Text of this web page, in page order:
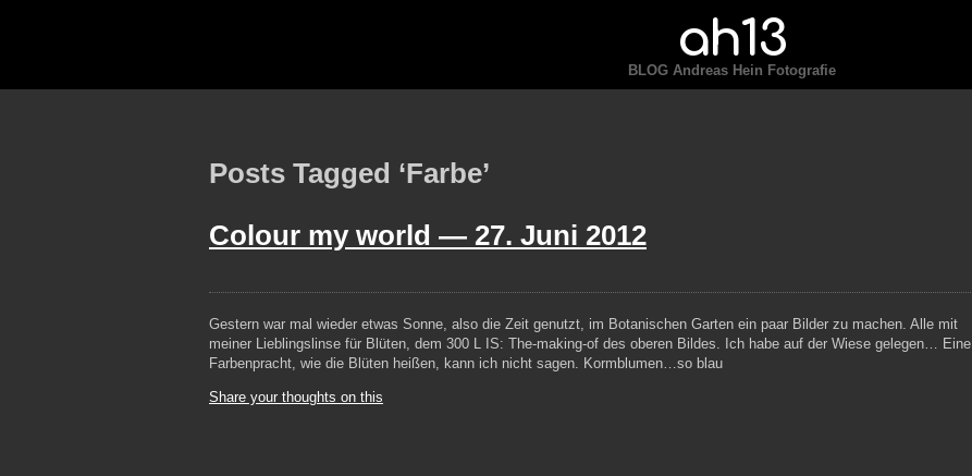
ah13
BLOG Andreas Hein Fotografie
Posts Tagged ‘Farbe’
Colour my world — 27. Juni 2012
Gestern war mal wieder etwas Sonne, also die Zeit genutzt, im Botanischen Garten ein paar Bilder zu machen. Alle mit
meiner Lieblingslinse für Blüten, dem 300 L IS: The-making-of des oberen Bildes. Ich habe auf der Wiese gelegen… Eine
Farbenpracht, wie die Blüten heißen, kann ich nicht sagen. Kormblumen…so blau
Share your thoughts on this